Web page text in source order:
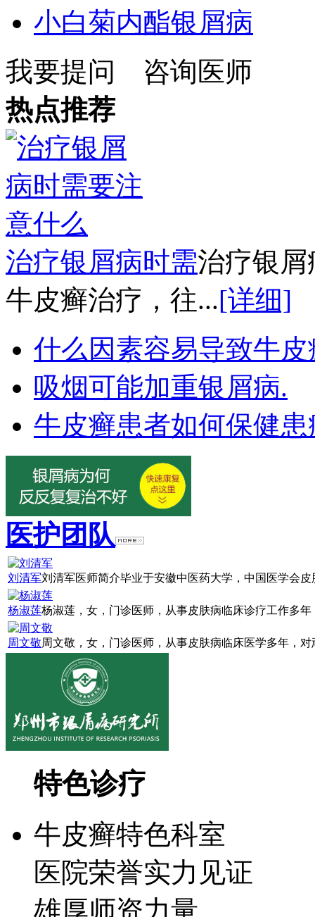
小白菊内酯银屑病
我要提问
咨询医师
热点推荐
治疗银屑病时需治疗银
牛皮癣治疗，往...[详细]
什么因素容易导致牛皮
吸烟可能加重银屑病.
牛皮癣患者如何保健
医护团队
刘清军刘清军医师简介毕业于安徽中医药大学，中国医学会
杨淑莲杨淑莲，女，门诊医师，从事皮肤病临床诊疗工作多
周文敬周文敬，女，门诊医师，从事皮肤病临床医学多年，
特色诊疗
牛皮癣特色科室
医院荣誉实力见证
雄厚师资力量